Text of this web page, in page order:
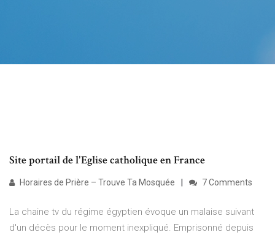
Site portail de l'Eglise catholique en France
Horaires de Prière – Trouve Ta Mosquée 7 Comments
La chaine tv du régime égyptien évoque un malaise suivant
d'un décès pour le moment inexpliqué. Emprisonné depuis